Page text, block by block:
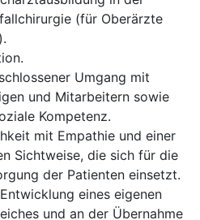
(für Oberärzte
Umgang mit
und Mitarbeitern sowie
Kompetenz.
mit Empathie und einer
Sichtweise, die sich für die
der Patienten einsetzt.
eines eigenen
und an der Übernahme